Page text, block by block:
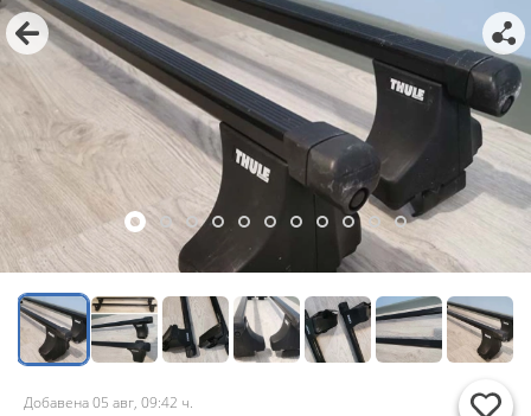
Добавена 05 авг, 09:42 ч.